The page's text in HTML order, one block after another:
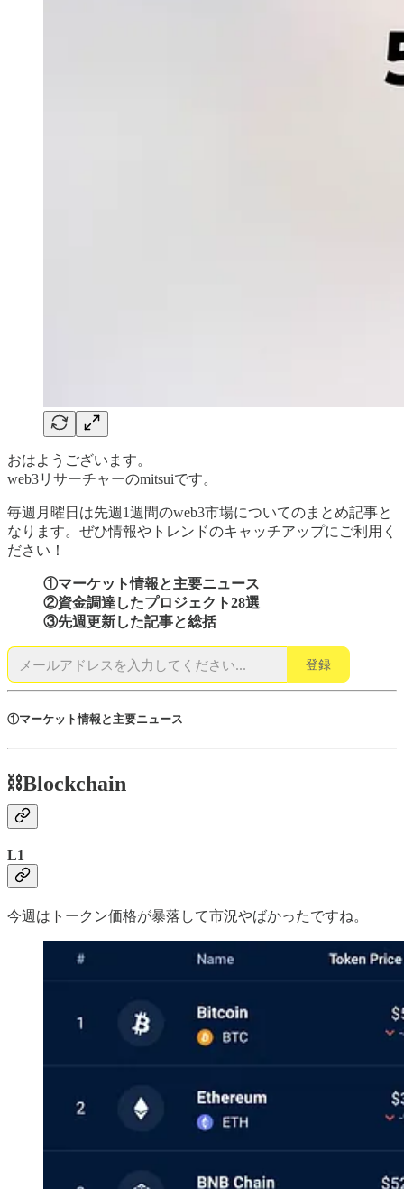
おはようございます。
web3リサーチャーのmitsuiです。
毎週月曜日は先週1週間のweb3市場についてのまとめ記事と
なります。ぜひ情報やトレンドのキャッチアップにご利用く
ださい！
①マーケット情報と主要ニュース
②資金調達したプロジェクト28選
③先週更新した記事と総括
登録
①マーケット情報と主要ニュース
⛓️Blockchain
L1
今週はトークン価格が暴落して市況やばかったですね。